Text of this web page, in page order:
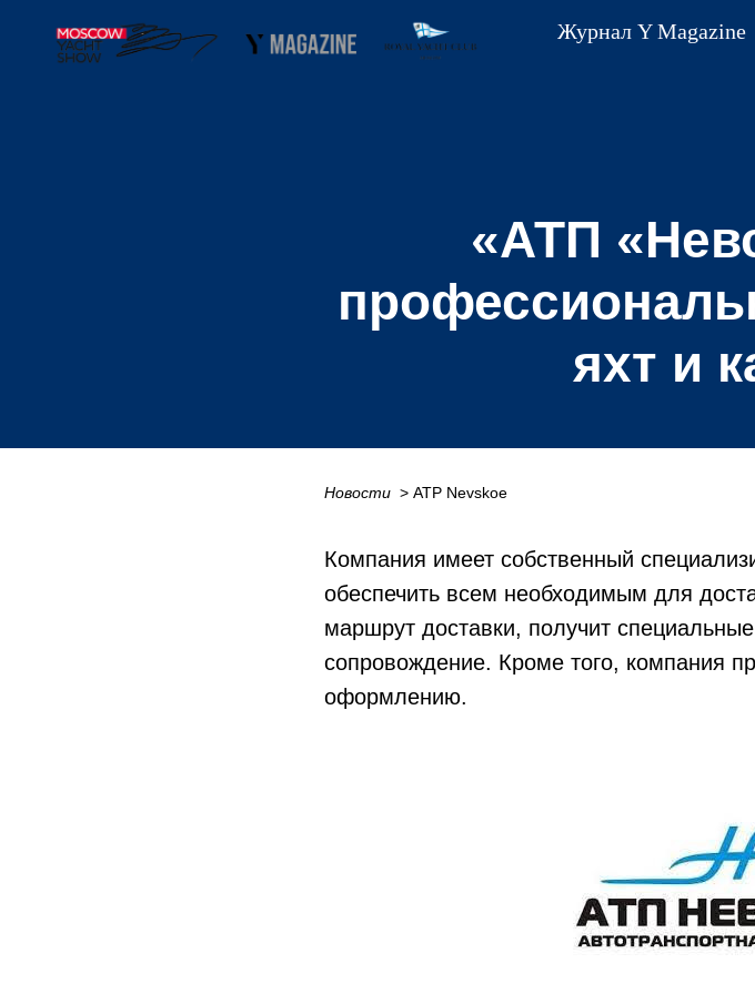
Журнал Y Magazine
«АТП
яхт и
Новости > ATP Nevskoe
Компания имеет собственный
обеспечить всем необходимым для
маршрут доставки, получит
сопровождение. Кроме того, компания
оформлению.‎